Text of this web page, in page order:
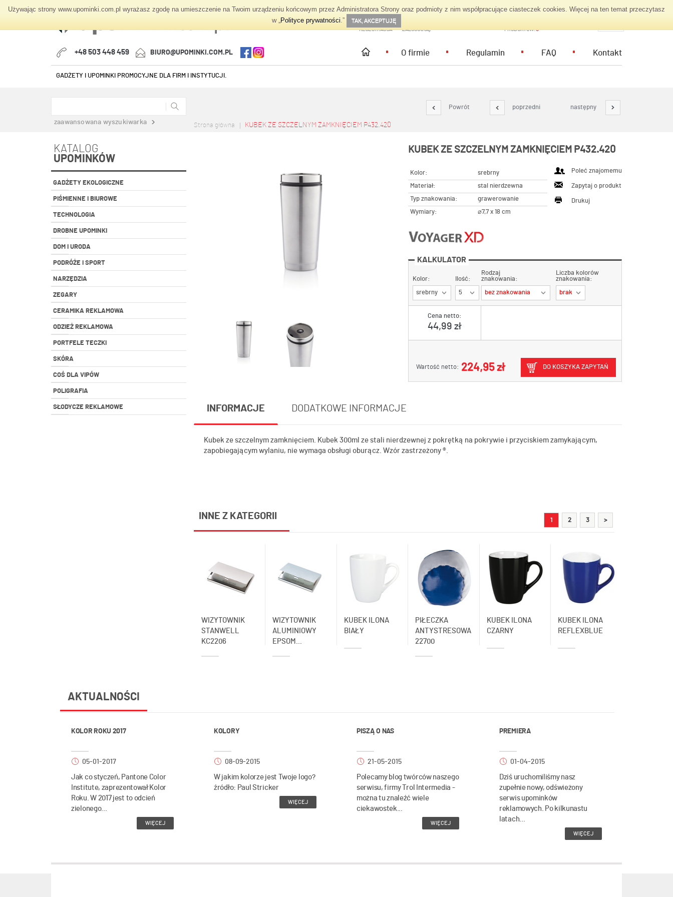
Używając strony www.upominki.com.pl wyrażasz zgodę na umieszczenie na Twoim urządzeniu końcowym przez Administratora Strony oraz podmioty z nim współpracujące ciasteczek cookies. Więcej na ten temat przeczytasz
w „Polityce prywatności.” TAK, AKCEPTUJĘ
TWOJE KONTO
REJESTRACJA ZALOGUJ SIĘ PRODUKTÓW:0
+48 503 448 459 BIURO@UPOMINKI.COM.PL O firmie Regulamin FAQ Kontakt
GADŻETY I UPOMINKI PROMOCYJNE DLA FIRM I INSTYTUCJI.
zaawansowana wyszukiwarka
KATALOG
UPOMINKÓW
GADŻETY EKOLOGICZNE
PIŚMIENNE I BIUROWE
TECHNOLOGIA
DROBNE UPOMINKI
DOM I URODA
PODRÓŻE I SPORT
NARZĘDZIA
ZEGARY
CERAMIKA REKLAMOWA
ODZIEŻ REKLAMOWA
PORTFELE TECZKI
SKÓRA
COŚ DLA VIPÓW
POLIGRAFIA
SŁODYCZE REKLAMOWE
następny
poprzedni
Powrót
Strona główna KUBEK ZE SZCZELNYM ZAMKNIĘCIEM P432.420
KUBEK ZE SZCZELNYM ZAMKNIĘCIEM P432.420
Kolor:
srebrny
Materiał:
stal nierdzewna
Typ znakowania:
grawerowanie
Wymiary:
⌀7,7 x 18 cm
Poleć znajomemu
Zapytaj o produkt
Drukuj
KALKULATOR
Cena netto:
44,99 zł
Wartość netto: 224,95 zł DO KOSZYKA ZAPYTAŃ
Kolor:
srebrny
Ilość:
5
Rodzaj
znakowania:
bez znakowania
Liczba kolorów
znakowania:
brak
INFORMACJE DODATKOWE INFORMACJE
Kubek ze szczelnym zamknięciem. Kubek 300ml ze stali nierdzewnej z pokrętką na pokrywie i przyciskiem zamykającym,
zapobiegającym wylaniu, nie wymaga obsługi oburącz. Wzór zastrzeżony ®.
INNE Z KATEGORII 1 2 3 >
WIZYTOWNIK
STANWELL
KC2206
WIZYTOWNIK
ALUMINIOWY
EPSOM...
KUBEK ILONA
BIAŁY
PIŁECZKA
ANTYSTRESOWA
22700
KUBEK ILONA
CZARNY
KUBEK ILONA
REFLEXBLUE
AKTUALNOŚCI
KOLOR ROKU 2017
05-01-2017
Jak co styczeń, Pantone Color
Institute, zaprezentował Kolor
Roku. W 2017 jest to odcień
zielonego...
WIĘCEJ
KOLORY
08-09-2015
W jakim kolorze jest Twoje logo?
źródło: Paul Stricker
WIĘCEJ
PISZĄ O NAS
21-05-2015
Polecamy blog twórców naszego
serwisu, firmy Trol Intermedia -
można tu znaleźć wiele
ciekawostek...
WIĘCEJ
PREMIERA
01-04-2015
Dziś uruchomiliśmy nasz
zupełnie nowy, odświeżony
serwis upominków
reklamowych. Po kilkunastu
latach...
WIĘCEJ